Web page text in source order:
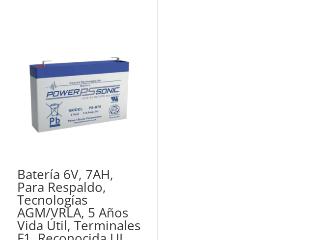
Batería 6V, 7AH,
Para Respaldo,
Tecnologías
AGM/VRLA, 5 Años
Vida Útil, Terminales